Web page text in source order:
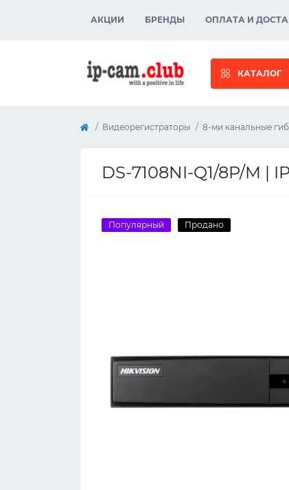
АКЦИИ БРЕНДЫ ОПЛАТА И
КАТАЛОГ
Видеорегистраторы 8-ми канальные
DS-7108NI-Q1/8P/M |
Популярный Продано